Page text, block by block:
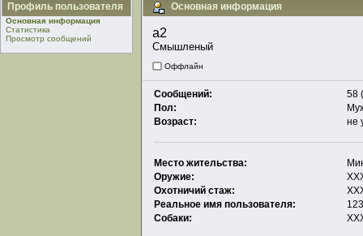
Профиль пользователя
Основная информация
Статистика
Просмотр сообщений
Основная информация
a2
Смышленый
Оффлайн
Сообщений:
58
Пол:
Возраст:
не
Место жительства:
Оружие:
Охотничий стаж:
Реальное имя пользователя:
Собаки: